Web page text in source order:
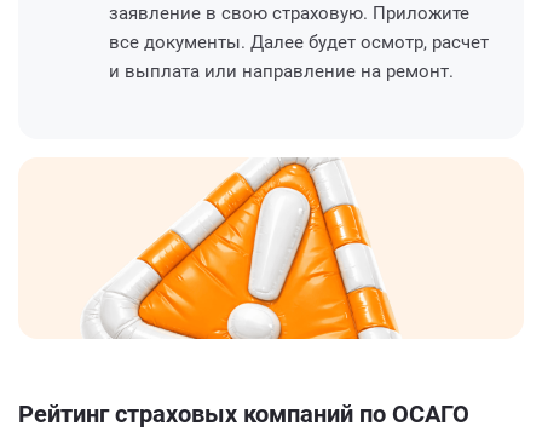
заявление в свою страховую. Приложите
все документы. Далее будет осмотр, расчет
и выплата или направление на ремонт.
Рейтинг страховых компаний по ОСАГО